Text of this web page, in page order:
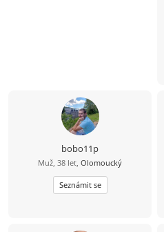
bobo11p
Muž, 38 let, Olomoucký
Seznámit se